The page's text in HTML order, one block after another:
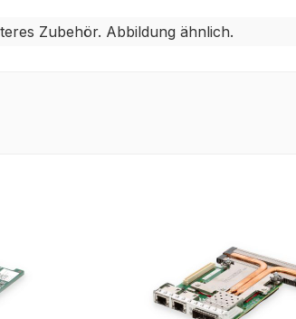
Zubehör. Abbildung ähnlich.